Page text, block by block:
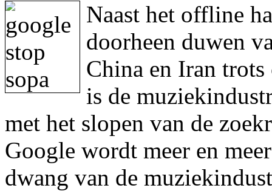
Naast het offline
doorheen duwen
China en Iran
is de
met het slopen van de
Google wordt meer en
dwang van de